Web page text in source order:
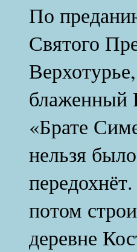
По
Святого
блаженный
«Брате
нельзя
потом
деревне